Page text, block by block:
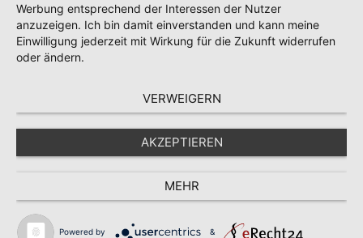
Werbung entsprechend der Interessen der Nutzer
anzuzeigen. Ich bin damit einverstanden und kann meine
Einwilligung jederzeit mit Wirkung für die Zukunft widerrufen
oder ändern.
VERWEIGERN
AKZEPTIEREN
MEHR
Powered by &